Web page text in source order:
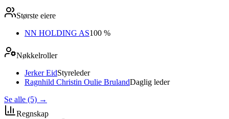
Største eiere
NN HOLDING AS100 %
Nøkkelroller
Jerker EidStyreleder
Ragnhild Christin Oulie BrulandDaglig leder
Se alle (5) →
Regnskap